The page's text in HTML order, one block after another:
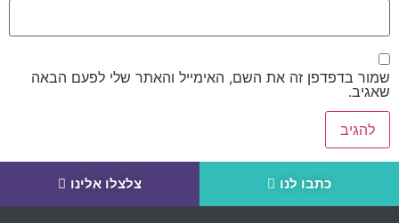
שמור בדפדפן זה את השם, האימייל והאתר שלי לפעם הבאה
שאגיב.
כתבו לנו צלצלו אלינו